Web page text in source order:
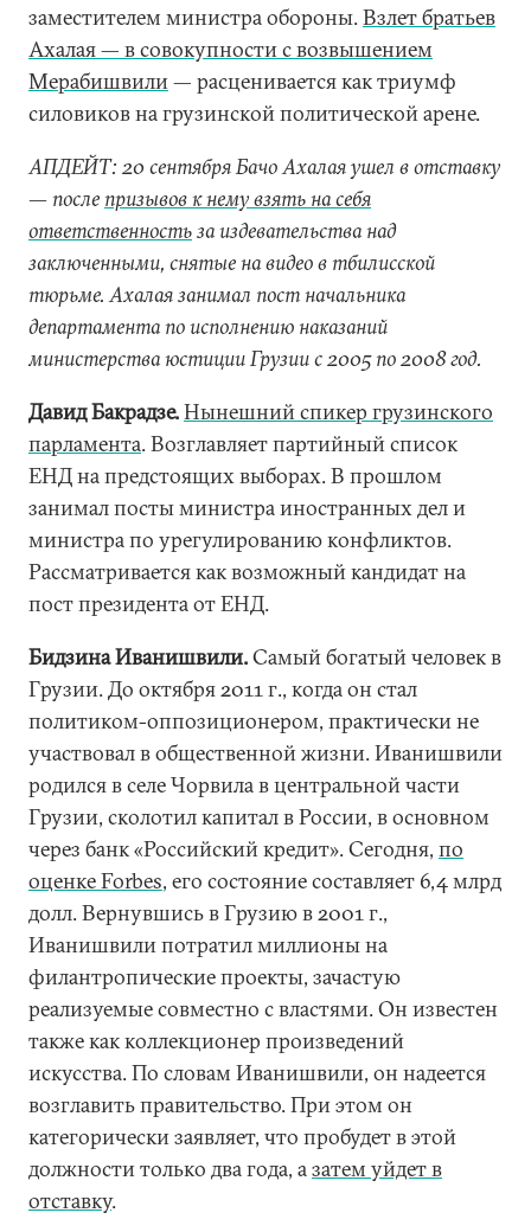
заместителем министра обороны.Взлет братьев
Ахалая — в совокупности с возвышением
Мерабишвили— расценивается как триумф
силовиков на грузинской политической арене.
АПДЕЙТ: 20 сентября Бачо Ахалая ушел в отставку
— послепризывов к нему взять на себя
ответственностьза издевательства над
заключенными, снятые на видео в тбилисской
тюрьме. Ахалая занимал пост начальника
департамента по исполнению наказаний
министерства юстиции Грузии с 2005 по 2008 год.
Давид Бакрадзе.Нынешний спикер грузинского
парламента. Возглавляет партийный список
ЕНД на предстоящих выборах. В прошлом
занимал посты министра иностранных дел и
министра по урегулированию конфликтов.
Рассматривается как возможный кандидат на
пост президента от ЕНД.
Бидзина Иванишвили.Самый богатый человек в
Грузии. До октября 2011 г., когда он стал
политиком-оппозиционером, практически не
участвовал в общественной жизни. Иванишвили
родился в селе Чорвила в центральной части
Грузии, сколотил капитал в России, в основном
через банк «Российский кредит». Сегодня, по
оценке Forbes, его состояние составляет 6,4 млрд
долл. Вернувшись в Грузию в 2001 г.,
Иванишвили потратил миллионы на
филантропические проекты, зачастую
реализуемые совместно с властями. Он известен
также как коллекционер произведений
искусства. По словам Иванишвили, он надеется
возглавить правительство. При этом он
категорически заявляет, что пробудет в этой
должности только два года, азатем уйдет в
отставку.